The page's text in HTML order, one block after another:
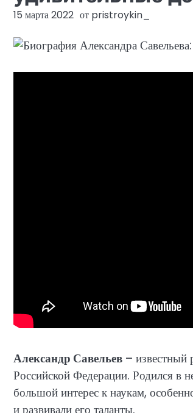
15 марта 2022 от pristroykin_
Александр Савельев – известный
Российской Федерации. Родился в
большой интерес к наукам,
и развивали его таланты.